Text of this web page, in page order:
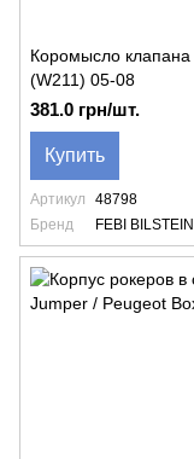
Коромысло
(W211) 05-08
381.0 грн/шт.
Купить
Артикул
48798
Бренд
FEBI BILSTEIN